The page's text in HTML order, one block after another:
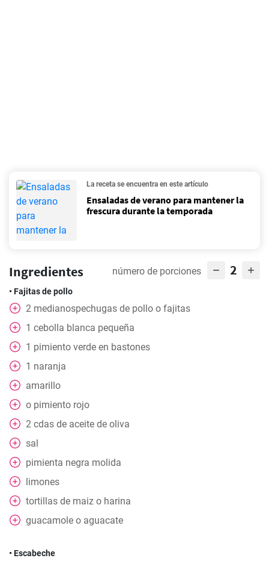
La receta se encuentra en este artículo
Ensaladas de verano para mantener la
frescura durante la temporada
Ingredientes número de porciones 2
• Fajitas de pollo
2 medianospechugas de pollo o fajitas
1 cebolla blanca pequeña
1 pimiento verde en bastones
1 naranja
amarillo
o pimiento rojo
2 cdas de aceite de oliva
sal
pimienta negra molida
limones
tortillas de maiz o harina
guacamole o aguacate
• Escabeche